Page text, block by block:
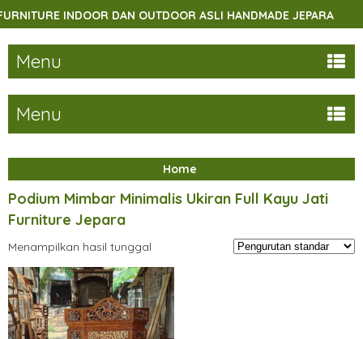
INDOOR DAN OUTDOOR ASLI HANDMADE JEPARA
Menu
Menu
Home
Podium Mimbar Minimalis Ukiran Full Kayu Jati
Furniture Jepara
Menampilkan hasil tunggal